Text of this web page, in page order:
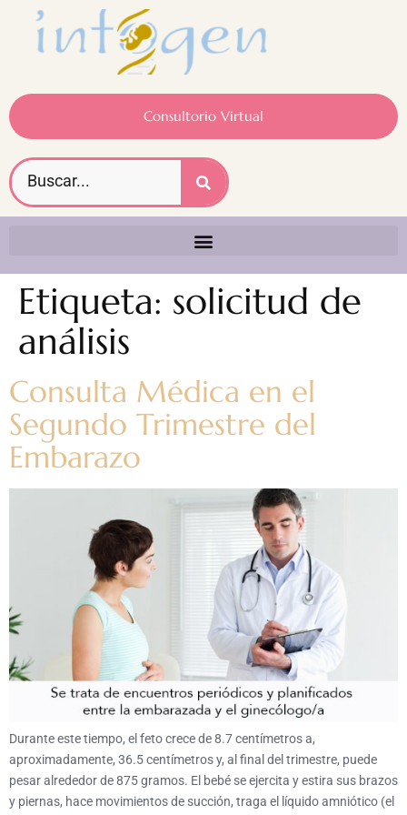
Consultorio Virtual
Etiqueta: solicitud de
análisis
Consulta Médica en el
Segundo Trimestre del
Embarazo
Durante este tiempo, el feto crece de 8.7 centímetros a,
aproximadamente, 36.5 centímetros y, al final del trimestre, puede
pesar alrededor de 875 gramos. El bebé se ejercita y estira sus brazos
y piernas, hace movimientos de succión, traga el líquido amniótico (el